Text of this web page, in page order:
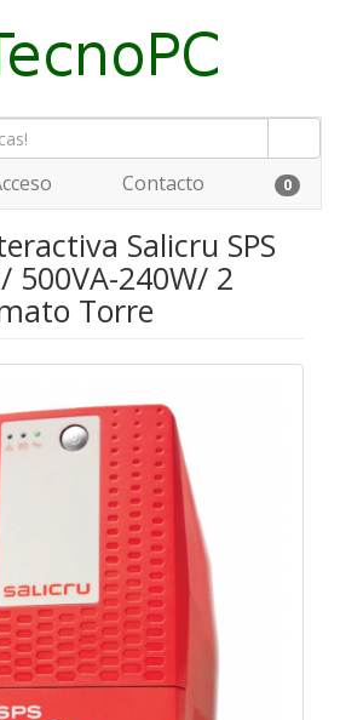
Contacto 0
Salicru SPS
500VA-240W/ 2
Torre